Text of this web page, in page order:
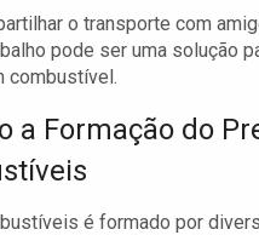
o transporte com
pode ser uma solução
combustível.
a Formação do
é formado por